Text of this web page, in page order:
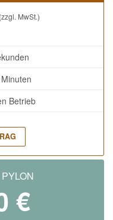
MwSt.)
Betrieb
€